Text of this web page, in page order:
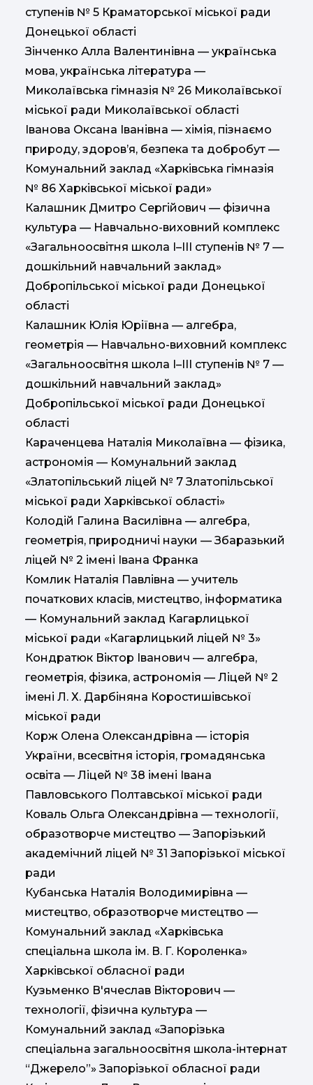
ступенів № 5 Краматорської міської ради
Донецької області
Зінченко Алла Валентинівна — українська
мова, українська література —
Миколаївська гімназія № 26 Миколаївської
міської ради Миколаївської області
Іванова Оксана Іванівна — хімія, пізнаємо
природу, здоров’я, безпека та добробут —
Комунальний заклад «Харківська гімназія
№ 86 Харківської міської ради»
Калашник Дмитро Сергійович — фізична
культура — Навчально-виховний комплекс
«Загальноосвітня школа І–ІІІ ступенів № 7 —
дошкільний навчальний заклад»
Добропільської міської ради Донецької
області
Калашник Юлія Юріївна — алгебра,
геометрія — Навчально-виховний комплекс
«Загальноосвітня школа І–ІІІ ступенів № 7 —
дошкільний навчальний заклад»
Добропільської міської ради Донецької
області
Караченцева Наталія Миколаївна — фізика,
астрономія — Комунальний заклад
«Златопільський ліцей № 7 Златопільської
міської ради Харківської області»
Колодій Галина Василівна — алгебра,
геометрія, природничі науки — Збаразький
ліцей № 2 імені Івана Франка
Комлик Наталія Павлівна — учитель
початкових класів, мистецтво, інформатика
— Комунальний заклад Кагарлицької
міської ради «Кагарлицький ліцей № 3»
Кондратюк Віктор Іванович — алгебра,
геометрія, фізика, астрономія — Ліцей № 2
імені Л. Х. Дарбіняна Коростишівської
міської ради
Корж Олена Олександрівна — історія
України, всесвітня історія, громадянська
освіта — Ліцей № 38 імені Івана
Павловського Полтавської міської ради
Коваль Ольга Олександрівна — технології,
образотворче мистецтво — Запорізький
академічний ліцей № 31 Запорізької міської
ради
Кубанська Наталія Володимирівна —
мистецтво, образотворче мистецтво —
Комунальний заклад «Харківська
спеціальна школа ім. В. Г. Короленка»
Харківської обласної ради
Кузьменко В'ячеслав Вікторович —
технології, фізична культура —
Комунальний заклад «Запорізька
спеціальна загальноосвітня школа-інтернат
“Джерело”» Запорізької обласної ради